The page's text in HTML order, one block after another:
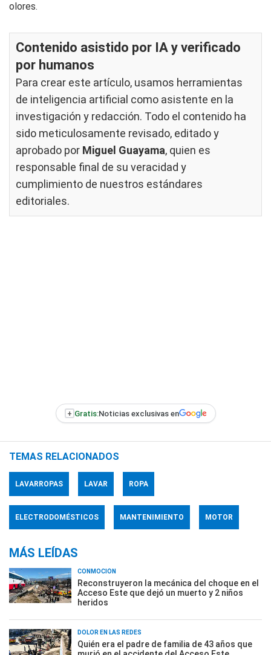
olores.
Contenido asistido por IA y verificado
por humanos
Para crear este artículo, usamos herramientas
de inteligencia artificial como asistente en la
investigación y redacción. Todo el contenido ha
sido meticulosamente revisado, editado y
aprobado por Miguel Guayama, quien es
responsable final de su veracidad y
cumplimiento de nuestros estándares
editoriales.
+ Gratis:Noticias exclusivas en
TEMAS RELACIONADOS
LAVARROPAS LAVAR ROPA
ELECTRODOMÉSTICOS MANTENIMIENTO MOTOR
MÁS LEÍDAS
CONMOCIÓN
Reconstruyeron la mecánica del choque en el
Acceso Este que dejó un muerto y 2 niños
heridos
DOLOR EN LAS REDES
Quién era el padre de familia de 43 años que